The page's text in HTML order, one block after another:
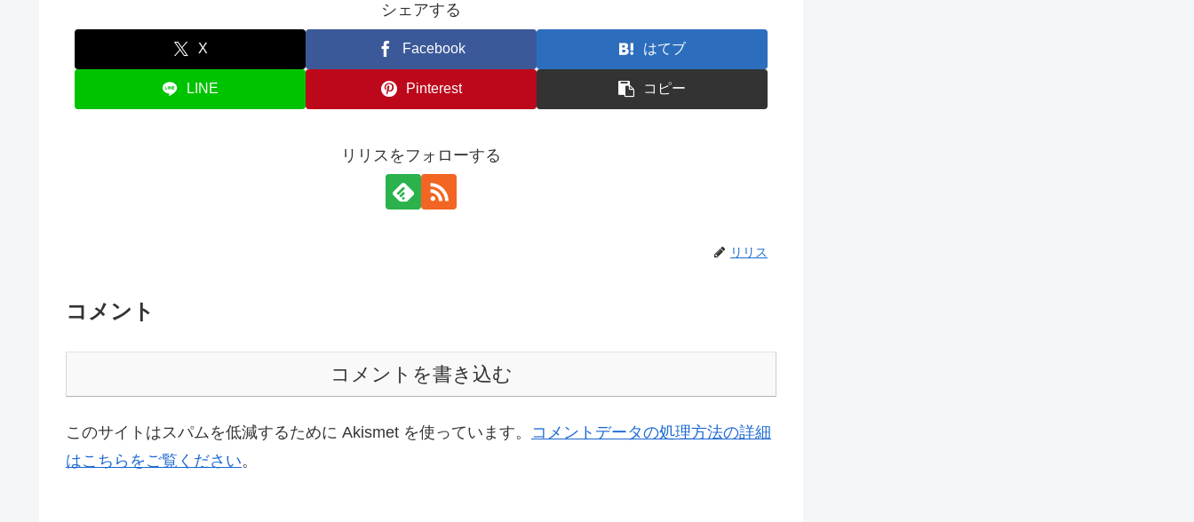
シェアする
X Facebook はてブ
LINE Pinterest コピー
リリスをフォローする
リリス
コメント
コメントを書き込む
このサイトはスパムを低減するために Akismet を使っています。 コメントデータの処理方法の詳細
はこちらをご覧ください。